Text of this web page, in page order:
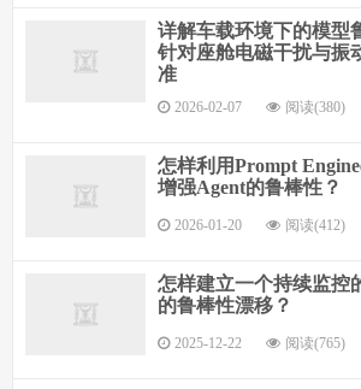
详解车载环境下的模型
针对座舱电磁干扰与振
准
2026-02-07 阅读(380)
怎样利用Prompt
增强Agent的鲁棒性？
2026-01-20 阅读(412)
怎样建立一个持续监控
的鲁棒性漂移？
2025-12-22 阅读(765)